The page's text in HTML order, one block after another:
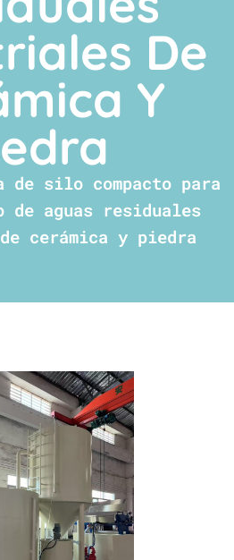
De
Y
de silo compacto para
aguas residuales
cerámica y piedra